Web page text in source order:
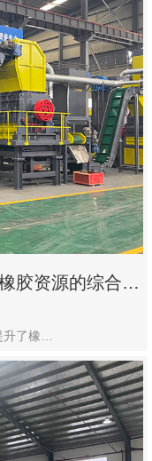
胶资源的综合利
了橡…